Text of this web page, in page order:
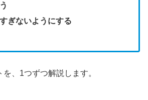
ぎないようにする
、1つずつ解説します。